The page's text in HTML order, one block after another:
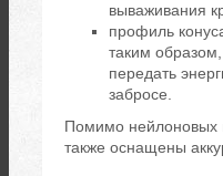
вываживания
профиль
таким
передать
забросе.
Помимо нейлоновых
также оснащены